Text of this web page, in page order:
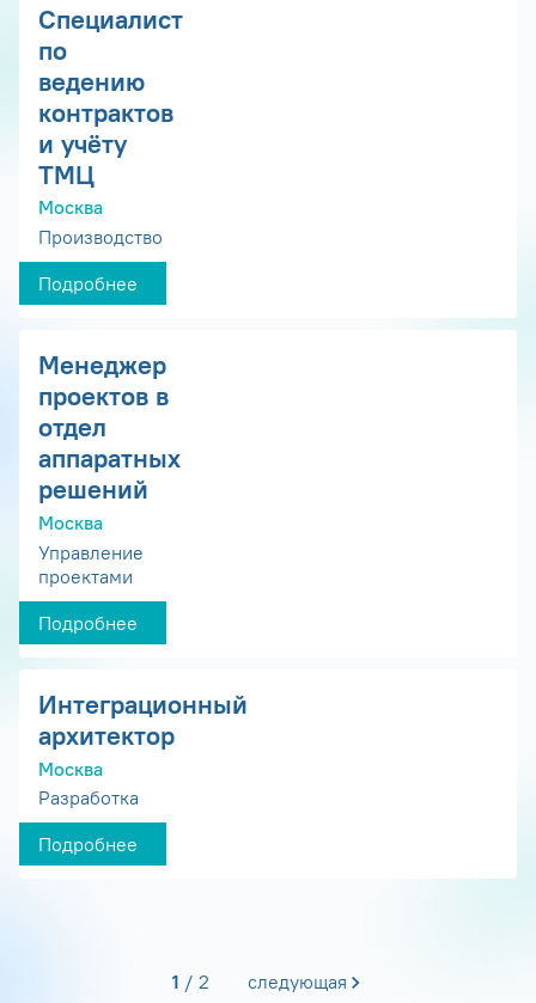
Специалист
по
ведению
контрактов
и учёту
ТМЦ
Москва
Производство
Подробнее
Менеджер
проектов в
отдел
аппаратных
решений
Москва
Управление
проектами
Подробнее
Интеграционный
архитектор
Москва
Разработка
Подробнее
1 2 следующая